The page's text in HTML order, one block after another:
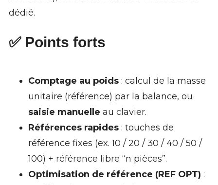
dédié.
✅ Points forts
Comptage au poids: calcul de la masse
unitaire (référence) par la balance, ou
saisie manuelle au clavier.
Références rapides: touches de
référence fixes (ex. 10 / 20 / 30 / 40 / 50 /
100) + référence libre “n pièces”.
Optimisation de référence (REF OPT) :